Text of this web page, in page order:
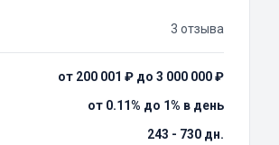
3 отзыва
от 200 001 ₽ до 3 000 000 ₽
от 0.11% до 1% в день
243 - 730 дн.